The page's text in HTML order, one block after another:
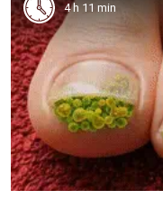
4 h 11 min